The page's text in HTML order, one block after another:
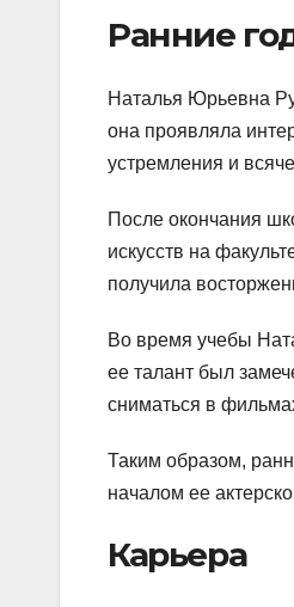
Ранние
Наталья Юрьевна
она проявляла
устремления и
После окончания
искусств на
получила
Во время учебы
ее талант был
сниматься в
Таким образом,
началом ее
Карьера